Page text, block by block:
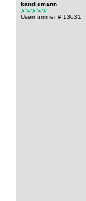
kandismann
Usernummer # 13031